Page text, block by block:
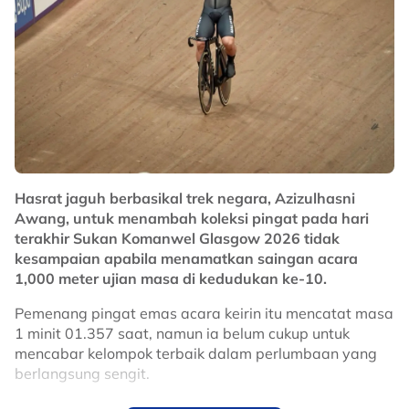
Jika benar khidmat Azizul masih diperlukan, ada
beberapa perkara yang perlu diperhalusi dalam
"Itu yang perlu dibincangkan kerana untuk kelayakan
ke Sukan Olimpik seterusnya sangat rumit, banyak
kejohanan kelas satu dan dua perlu sertai, Kejohanan
Hasrat jaguh berbasikal trek negara, Azizulhasni
Awang, untuk menambah koleksi pingat pada hari
terakhir Sukan Komanwel Glasgow 2026 tidak
kesampaian apabila menamatkan saingan acara
1,000 meter ujian masa di kedudukan ke-10.
Pemenang pingat emas acara keirin itu mencatat masa
1 minit 01.357 saat, namun ia belum cukup untuk
mencabar kelompok terbaik dalam perlumbaan yang
berlangsung sengit.